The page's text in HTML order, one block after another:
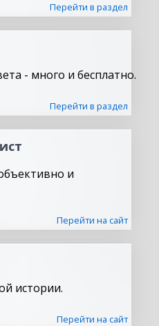
Перейти в раздел
- много и бесплатно.
Перейти в раздел
и
Перейти на сайт
истории.
Перейти на сайт